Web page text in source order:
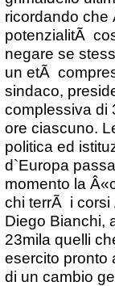
ricordando che
potenzialitÃ
negare se
un etÃ
sindaco,
complessiva di
ore ciascuno.
politica ed
d`Europa
momento la
chi terrÃ i corsi
Diego Bianchi,
23mila quelli
esercito pronto
di un cambio